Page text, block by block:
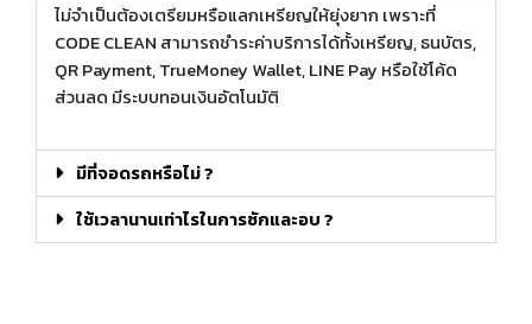
ไม่จำเป็นต้องเตรียมหรือแลกเหรียญให้ยุ่งยาก เพราะที่
CODE CLEAN สามารถชำระค่าบริการได้ทั้งเหรียญ, ธนบัตร,
QR Payment, TrueMoney Wallet, LINE Pay หรือใช้โค้ด
ส่วนลด มีระบบทอนเงินอัตโนมัติ
มีที่จอดรถหรือไม่ ?
ใช้เวลานานเท่าไรในการซักและอบ ?